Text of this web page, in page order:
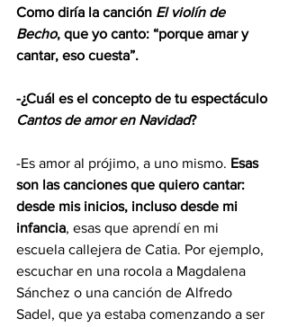
Como diría la canción El violín de
Becho, que yo canto: “porque amar y
cantar, eso cuesta”.
-¿Cuál es el concepto de tu espectáculo
Cantos de amor en Navidad?
-Es amor al prójimo, a uno mismo. Esas
son las canciones que quiero cantar:
desde mis inicios, incluso desde mi
infancia, esas que aprendí en mi
escuela callejera de Catia. Por ejemplo,
escuchar en una rocola a Magdalena
Sánchez o una canción de Alfredo
Sadel, que ya estaba comenzando a ser